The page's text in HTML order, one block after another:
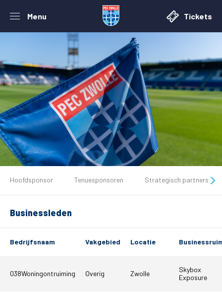
Menu Tickets
Tickets
Teams
Hoofdsponsor Tenuesponsoren Strategisch partners
Businessleden
Bedrijfsnaam Vakgebied Locatie
038Woningontruiming Overig Zwolle
Skybox
Exposure